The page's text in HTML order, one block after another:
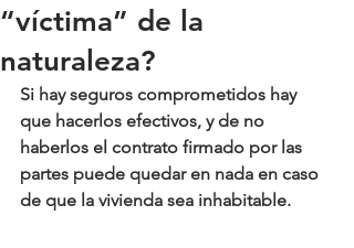
“víctima” de la
naturaleza?
Si hay seguros comprometidos hay
que hacerlos efectivos, y de no
haberlos el contrato firmado por las
partes puede quedar en nada en caso
de que la vivienda sea inhabitable.